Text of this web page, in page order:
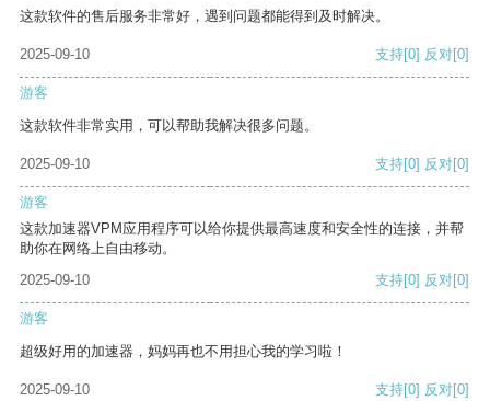
这款软件的售后服务非常好，遇到问题都能得到及时解决。
2025-09-10 支持[0] 反对[0]
游客
这款软件非常实用，可以帮助我解决很多问题。
2025-09-10 支持[0] 反对[0]
游客
这款加速器VPM应用程序可以给你提供最高速度和安全性的连接，并帮
助你在网络上自由移动。
2025-09-10
支持[0] 反对[0]
游客
超级好用的加速器，妈妈再也不用担心我的学习啦！
2025-09-10 支持[0] 反对[0]